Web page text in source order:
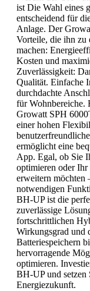
ist Die Wahl eines
entscheidend für
Anlage. Der
Vorteile, die ihn zu
machen:
Kosten und
Zuverlässigkeit:
Qualität. Einfache
durchdachte
für Wohnbereiche.
Growatt SPH
einer hohen
ermöglicht eine
App. Egal, ob Sie
optimieren oder Ihr
erweitern möchten
notwendigen
BH-UP ist die
zuverlässige
fortschrittlichen
Wirkungsgrad und
Batteriespeichern
hervorragende
optimieren.
BH-UP und setzen
Energiezukunft.